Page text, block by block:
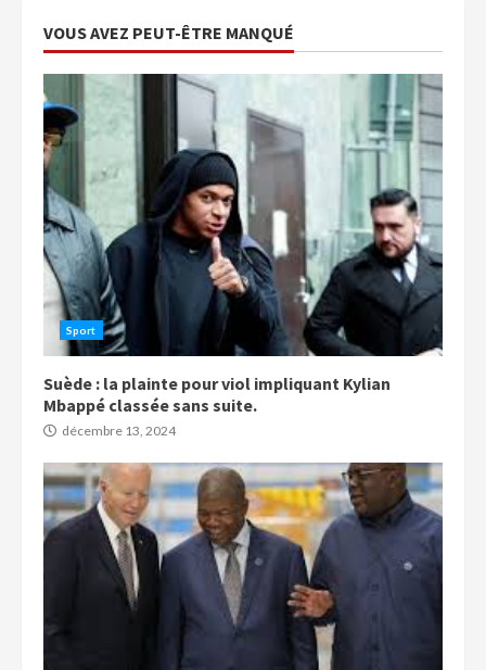
VOUS AVEZ PEUT-ÊTRE MANQUÉ
Sport
Suède : la plainte pour viol impliquant Kylian
Mbappé classée sans suite.
décembre 13, 2024